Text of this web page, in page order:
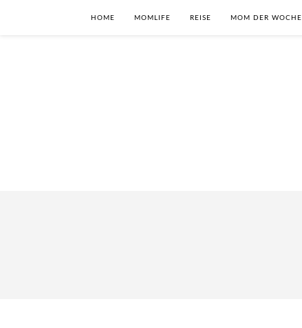
HOME MOMLIFE REISE MOM DER WOCHE